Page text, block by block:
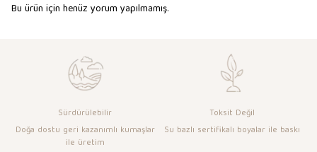
Bu ürün için henüz yorum yapılmamış.
Sürdürülebilir
Doğa dostu geri kazanımlı kumaşlar
ile üretim
Toksit Değil
Su bazlı sertifikalı boyalar ile baskı